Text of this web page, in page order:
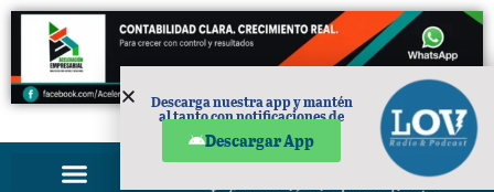
PUBLICIDAD
Descarga nuestra app y mantén
al tanto con notificaciones de
Descargar App